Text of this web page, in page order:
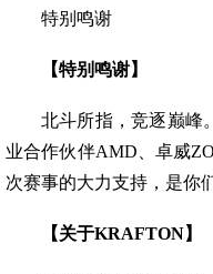
特别鸣谢
【特别鸣谢】
北斗所指，竞逐巅峰
业合作伙伴AMD、卓威
次赛事的大力支持，是你
【关于KRAFTON】